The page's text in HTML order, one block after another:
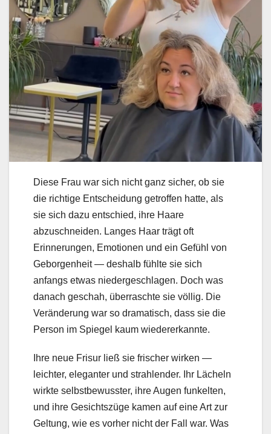
Diese Frau war sich nicht ganz sicher, ob sie
die richtige Entscheidung getroffen hatte, als
sie sich dazu entschied, ihre Haare
abzuschneiden. Langes Haar trägt oft
Erinnerungen, Emotionen und ein Gefühl von
Geborgenheit — deshalb fühlte sie sich
anfangs etwas niedergeschlagen. Doch was
danach geschah, überraschte sie völlig. Die
Veränderung war so dramatisch, dass sie die
Person im Spiegel kaum wiedererkannte.
Ihre neue Frisur ließ sie frischer wirken —
leichter, eleganter und strahlender. Ihr Lächeln
wirkte selbstbewusster, ihre Augen funkelten,
und ihre Gesichtszüge kamen auf eine Art zur
Geltung, wie es vorher nicht der Fall war. Was